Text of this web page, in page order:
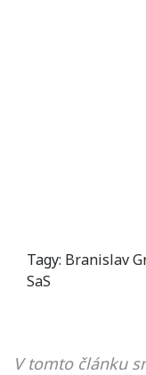
Tagy: Branislav
SaS
V tomto článku